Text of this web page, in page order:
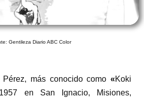
Gentileza Diario ABC Color
más conocido como «Koki
en San Ignacio, Misiones,